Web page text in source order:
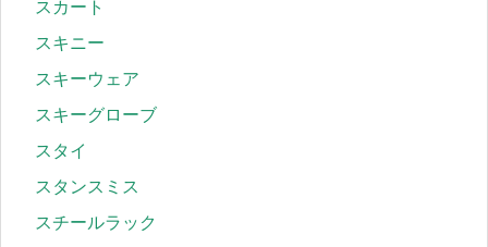
スカート
スキニー
スキーウェア
スキーグローブ
スタイ
スタンスミス
スチールラック